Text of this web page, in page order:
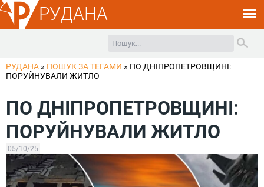
РУДАНА
РУДАНА » ПОШУК ЗА ТЕГАМИ » ПО ДНІПРОПЕТРОВЩИНІ:
ПОРУЙНУВАЛИ ЖИТЛО
ПО ДНІПРОПЕТРОВЩИНІ:
ПОРУЙНУВАЛИ ЖИТЛО
05/10/25